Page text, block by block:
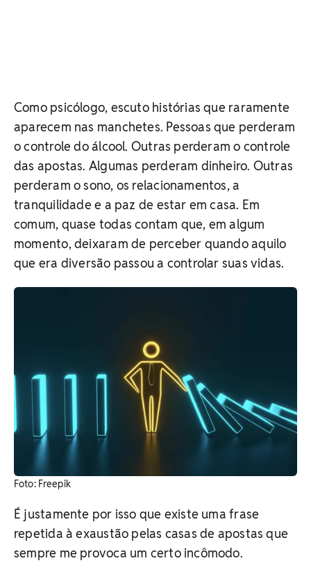
Como psicólogo, escuto histórias que raramente
aparecem nas manchetes. Pessoas que perderam
o controle do álcool. Outras perderam o controle
das apostas. Algumas perderam dinheiro. Outras
perderam o sono, os relacionamentos, a
tranquilidade e a paz de estar em casa. Em
comum, quase todas contam que, em algum
momento, deixaram de perceber quando aquilo
que era diversão passou a controlar suas vidas.
​Foto: Freepik
É justamente por isso que existe uma frase
repetida à exaustão pelas casas de apostas que
sempre me provoca um certo incômodo.